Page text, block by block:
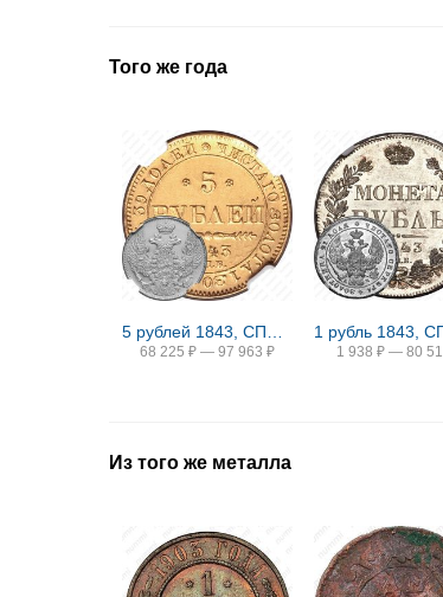
Того же года
68 225 ₽ — 97 963 ₽ 1 938 ₽ — 80
Из того же металла